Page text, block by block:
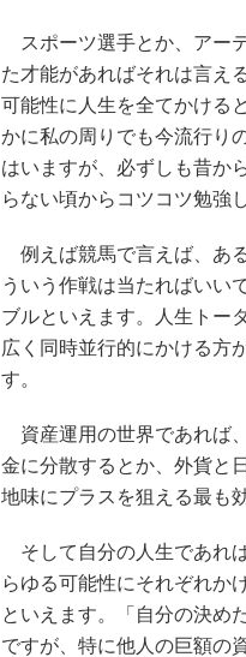
スポーツ選手とか、アー
た才能があればそれは言え
可能性に人生を全てかける
かに私の周りでも今流行り
はいますが、必ずしも昔か
らない頃からコツコツ勉強
例えば競馬で言えば、あ
ういう作戦は当たればいい
ブルといえます。人生トー
広く同時並行的にかける方
す。
資産運用の世界であれば
金に分散するとか、外貨と
地味にプラスを狙える最も
そして自分の人生であれ
らゆる可能性にそれぞれか
といえます。「自分の決め
ですが、特に他人の巨額の